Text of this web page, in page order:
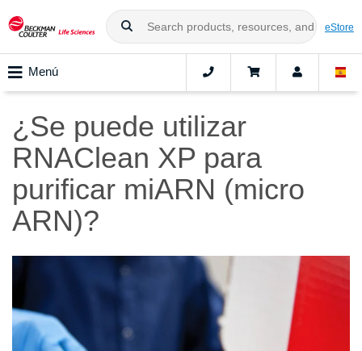
eStore
Menú
¿Se puede utilizar
RNAClean XP para
purificar miARN (micro
ARN)?